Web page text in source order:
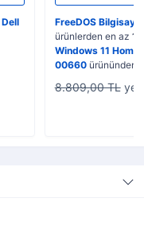
Dell
FreeDOS Bilgisayar
ürünlerden en az 1
Windows 11
00660ürününden
8.809,00 TL